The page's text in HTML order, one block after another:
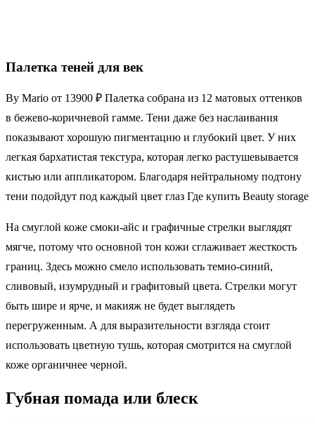
Палетка теней для век
By Mario от 13900 ₽ Палетка собрана из 12 матовых оттенков
в бежево-коричневой гамме. Тени даже без наслаивания
показывают хорошую пигментацию и глубокий цвет. У них
легкая бархатистая текстура, которая легко растушевывается
кистью или аппликатором. Благодаря нейтральному подтону
тени подойдут под каждый цвет глаз Где купить Beauty storage
На смуглой коже смоки-айс и графичные стрелки выглядят
мягче, потому что основной тон кожи сглаживает жесткость
границ. Здесь можно смело использовать темно-синий,
сливовый, изумрудный и графитовый цвета. Стрелки могут
быть шире и ярче, и макияж не будет выглядеть
перегруженным. А для выразительности взгляда стоит
использовать цветную тушь, которая смотрится на смуглой
коже органичнее черной.
Губная помада или блеск